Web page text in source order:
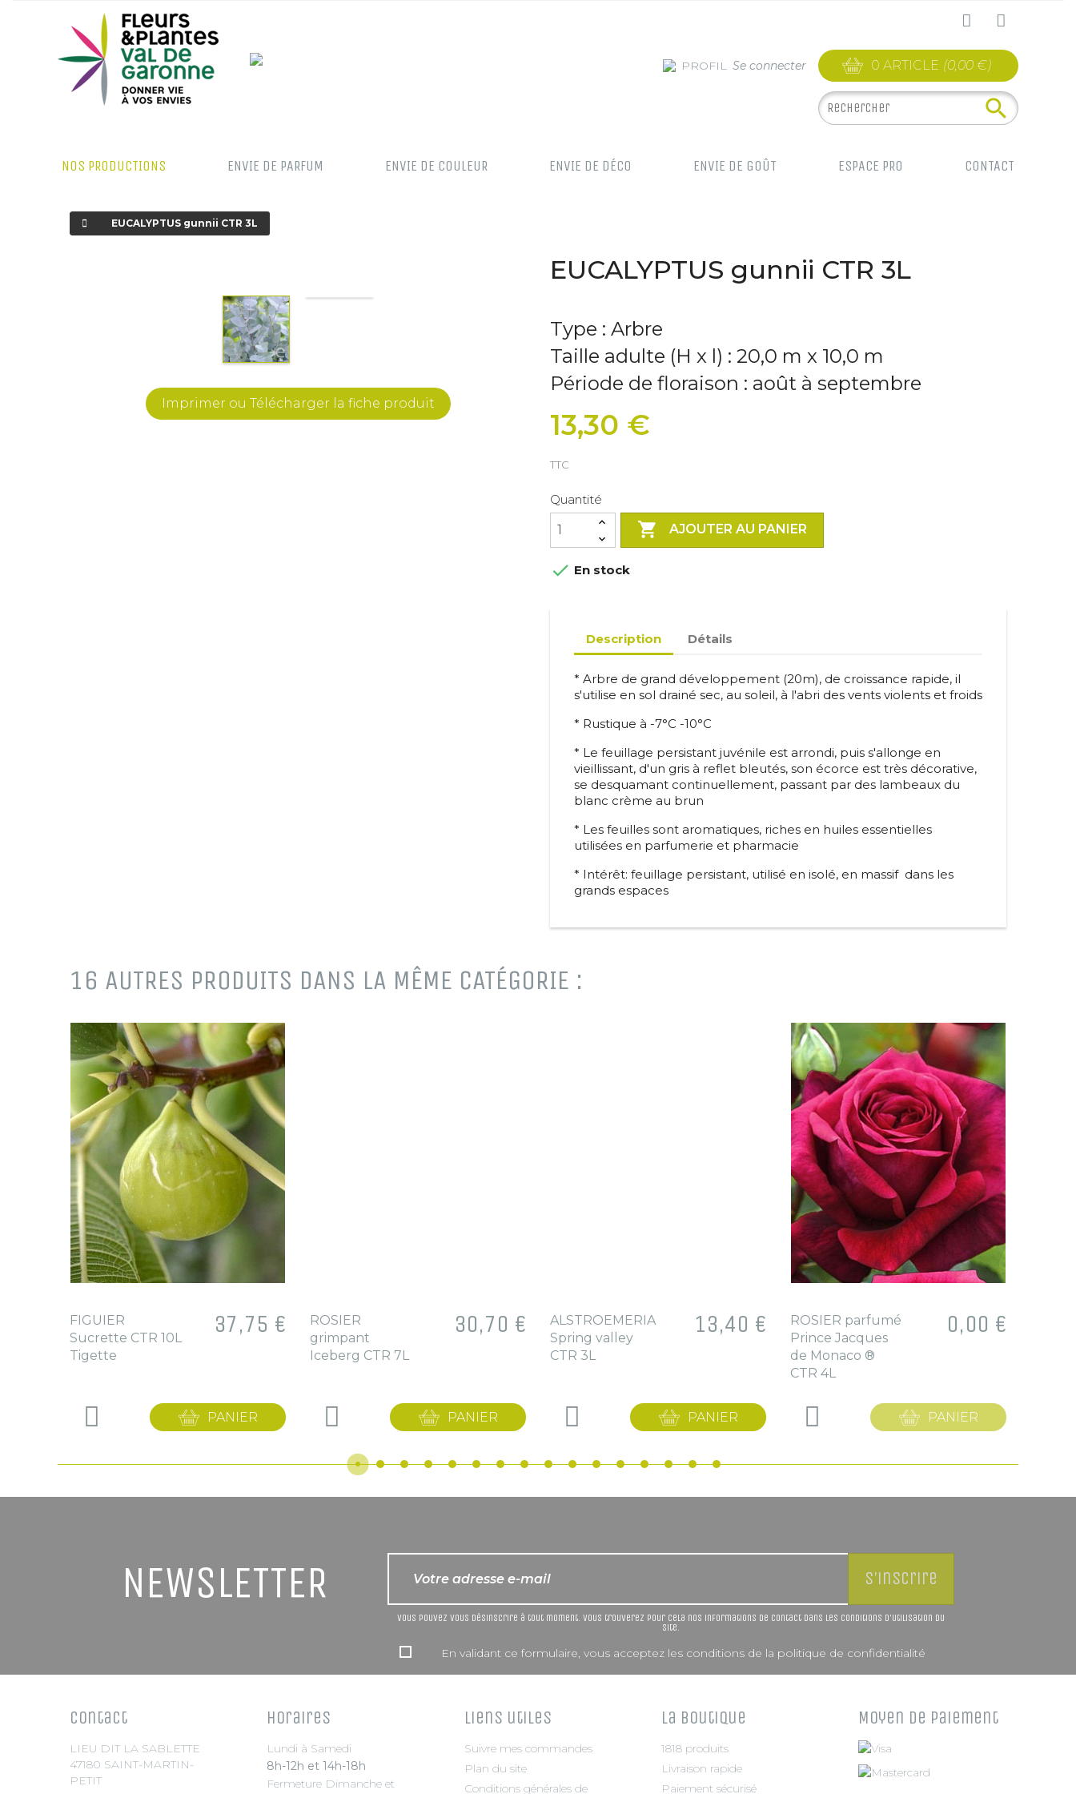
PROFIL Se connecter 0 ARTICLE (0,00 €)

NOS PRODUCTIONS ENVIE DE PARFUM ENVIE DE COULEUR ENVIE DE DÉCO ENVIE DE GOÛT ESPACE PRO CONTACT
EUCALYPTUS gunnii CTR 3L
Imprimer ou Télécharger la fiche produit
EUCALYPTUS gunnii CTR 3L
Type : Arbre
Taille adulte (H x l) : 20,0 m x 10,0 m
Période de floraison : août à septembre
13,30 €
TTC
Quantité
 AJOUTER AU PANIER
 En stock
Description Détails
* Arbre de grand développement (20m), de croissance rapide, il
s'utilise en sol drainé sec, au soleil, à l'abri des vents violents et froids
* Rustique à -7°C -10°C
* Le feuillage persistant juvénile est arrondi, puis s'allonge en
vieillissant, d'un gris à reflet bleutés, son écorce est très décorative,
se desquamant continuellement, passant par des lambeaux du
blanc crème au brun
* Les feuilles sont aromatiques, riches en huiles essentielles
utilisées en parfumerie et pharmacie
* Intérêt: feuillage persistant, utilisé en isolé, en massif dans les
grands espaces
16 AUTRES PRODUITS DANS LA MÊME CATÉGORIE :
FIGUIER
Sucrette CTR 10L
Tigette
Prix
37,75 €
PANIER
ROSIER
grimpant
Iceberg CTR 7L
Prix
30,70 €
PANIER
ALSTROEMERIA
Spring valley
CTR 3L
Prix
13,40 €
PANIER
ROSIER parfumé
Prince Jacques
de Monaco ®
CTR 4L
Prix
0,00 €
PANIER
NEWSLETTER
Vous pouvez vous désinscrire à tout moment. Vous trouverez pour cela nos informations de contact dans les conditions d'utilisation du
site.
En validant ce formulaire, vous acceptez les conditions de la politique de confidentialité
Contact
LIEU DIT LA SABLETTE
47180 SAINT-MARTIN-
PETIT
Horaires
Lundi à Samedi
8h-12h et 14h-18h
Fermeture Dimanche et
Liens utiles
Suivre mes commandes
Plan du site
Conditions générales de
La boutique
1818 produits
Livraison rapide
Paiement sécurisé
Moyen de paiement